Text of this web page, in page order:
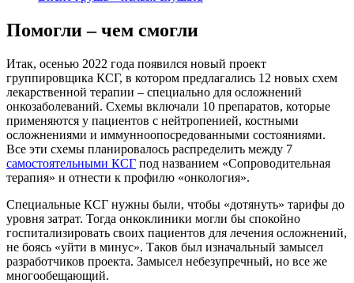
Помогли – чем смогли
Итак, осенью 2022 года появился новый проект
группировщика КСГ, в котором предлагались 12 новых схем
лекарственной терапии – специально для осложнений
онкозаболеваний. Схемы включали 10 препаратов, которые
применяются у пациентов с нейтропенией, костными
осложнениями и иммунноопосредованными состояниями.
Все эти схемы планировалось распределить между 7
самостоятельными КСГ под названием «Сопроводительная
терапия» и отнести к профилю «онкология».
Специальные КСГ нужны были, чтобы «дотянуть» тарифы до
уровня затрат. Тогда онкоклиники могли бы спокойно
госпитализировать своих пациентов для лечения осложнений,
не боясь «уйти в минус». Таков был изначальный замысел
разработчиков проекта. Замысел небезупречный, но все же
многообещающий.